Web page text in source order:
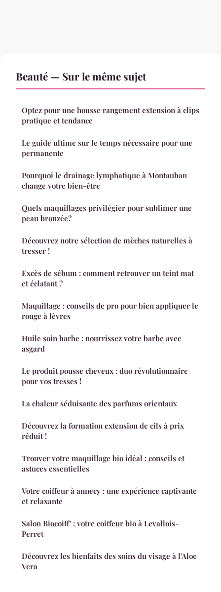
Beauté — Sur le même sujet
Optez pour une housse rangement extension à clips
pratique et tendance
Le guide ultime sur le temps nécessaire pour une
permanente
Pourquoi le drainage lymphatique à Montauban
change votre bien-être
Quels maquillages privilégier pour sublimer une
peau bronzée?
Découvrez notre sélection de mèches naturelles à
tresser !
Excès de sébum : comment retrouver un teint mat
et éclatant ?
Maquillage : conseils de pro pour bien appliquer le
rouge à lèvres
Huile soin barbe : nourrissez votre barbe avec
asgard
Le produit pousse cheveux : duo révolutionnaire
pour vos tresses !
La chaleur séduisante des parfums orientaux
Découvrez la formation extension de cils à prix
réduit !
Trouver votre maquillage bio idéal : conseils et
astuces essentielles
Votre coiffeur à annecy : une expérience captivante
et relaxante
Salon Biocoiff' : votre coiffeur bio à Levallois-
Perret
Découvrez les bienfaits des soins du visage à l'Aloe
Vera